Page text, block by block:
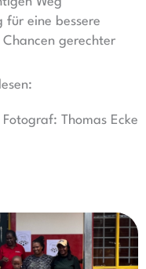
für eine bessere
gerechter
Fotograf: Thomas Ecke